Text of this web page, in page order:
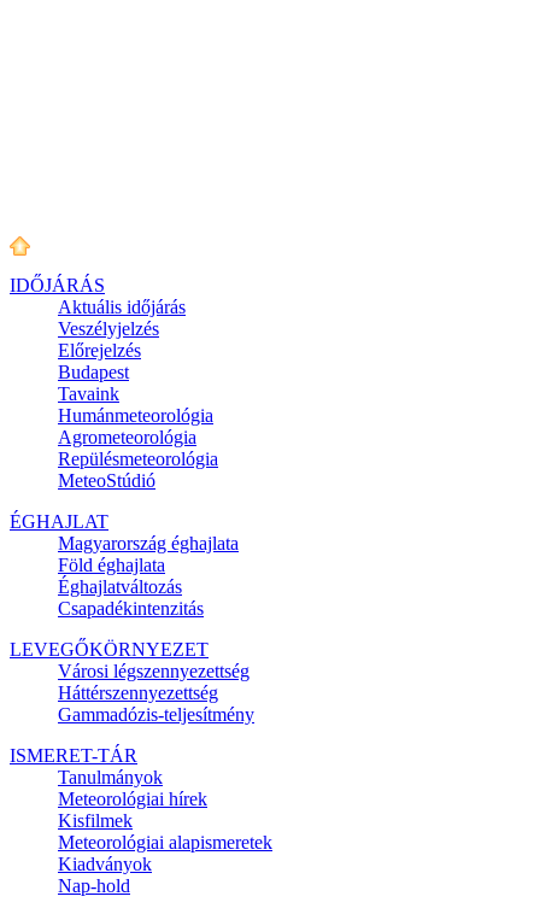
IDŐJÁRÁS
Aktuális időjárás
Veszélyjelzés
Előrejelzés
Budapest
Tavaink
Humánmeteorológia
Agrometeorológia
Repülésmeteorológia
MeteoStúdió
ÉGHAJLAT
Magyarország éghajlata
Föld éghajlata
Éghajlatváltozás
Csapadékintenzitás
LEVEGŐKÖRNYEZET
Városi légszennyezettség
Háttérszennyezettség
Gammadózis-teljesítmény
ISMERET-TÁR
Tanulmányok
Meteorológiai hírek
Kisfilmek
Meteorológiai alapismeretek
Kiadványok
Nap-hold